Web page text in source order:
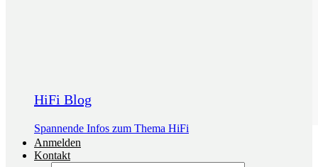
HiFi Blog
Spannende Infos zum Thema HiFi
Anmelden
Kontakt